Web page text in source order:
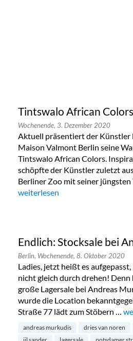
Tintswalo African
Wochenende, 3. Dezember 2020
Aktuell präsentiert der Künstler
Maison Valmont Berlin seine
Tintswalo African Colors.
schöpfte der Künstler zuletzt
Berliner Zoo mit seiner
„Tintswalo African Colors in
weiterlesen
Endlich: Stocksale bei
Berlin, Wochenende, 8. Oktober 2020
Ladies, jetzt heißt es
nicht gleich durch drehen!
große Lagersale bei Andreas
wurde die Location
Straße 77 lädt zum Stöbern …
andreas murkudis dries van noren